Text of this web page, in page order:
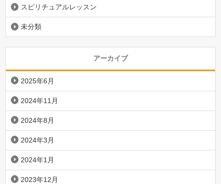
スピリチュアルレッスン
未分類
アーカイブ
2025年6月
2024年11月
2024年8月
2024年3月
2024年1月
2023年12月